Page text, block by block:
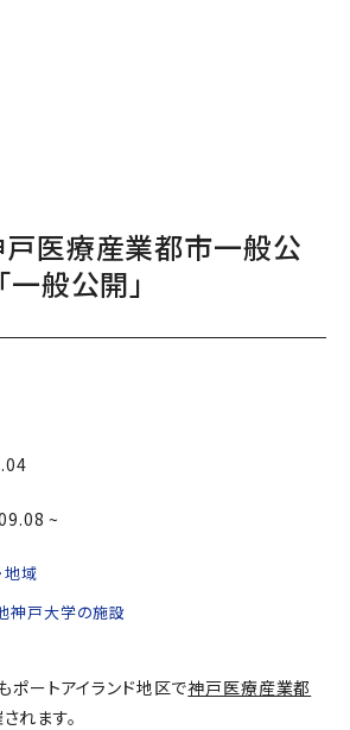
医療産業都市一般公
般公開」
~
地域
神戸大学の施設
ポートアイランド地区で神戸医療産業都
れます。